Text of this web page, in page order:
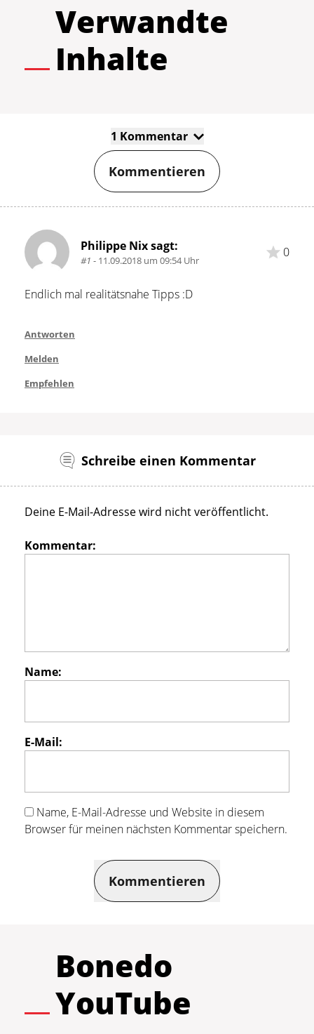
Verwandte
Inhalte
1 Kommentar
Kommentieren
Philippe Nix sagt:
#1 - 11.09.2018 um 09:54 Uhr
0
Endlich mal realitätsnahe Tipps :D
Antworten
Melden
Empfehlen
Schreibe einen Kommentar
Deine E-Mail-Adresse wird nicht veröffentlicht.
Kommentar:
Name:
E-Mail:
Name, E-Mail-Adresse und Website in diesem
Browser für meinen nächsten Kommentar speichern.
Kommentieren
Bonedo
YouTube